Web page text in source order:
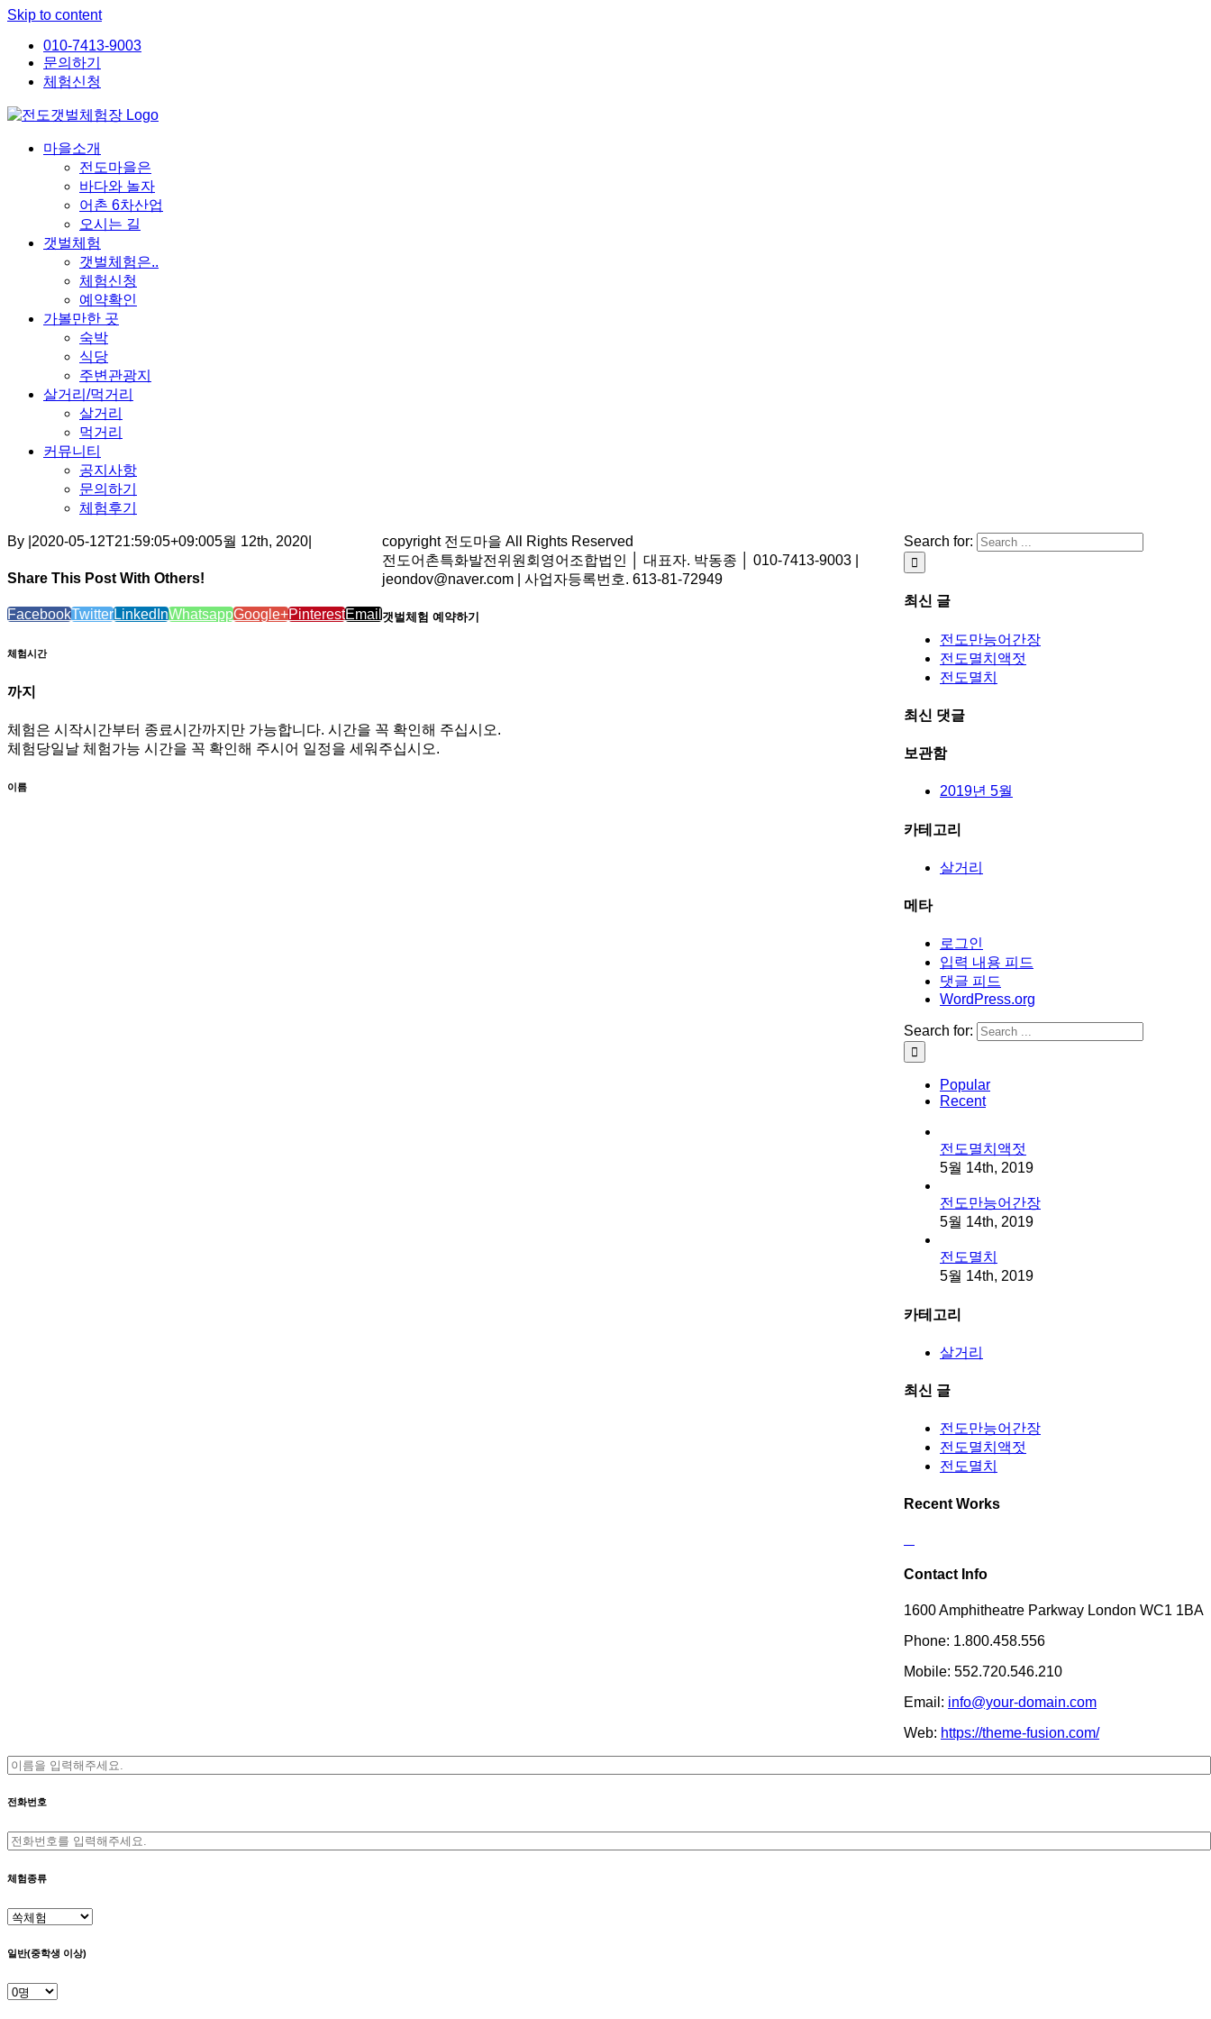
Skip to content
010-7413-9003
문의하기
체험신청
마을소개
전도마을은
바다와 놀자
어촌 6차산업
오시는 길
갯벌체험
갯벌체험은..
체험신청
예약확인
가볼만한 곳
숙박
식당
주변관광지
살거리/먹거리
살거리
먹거리
커뮤니티
공지사항
문의하기
체험후기
By 2020-05-12T21:59:05+09:005월 12th, 2020
Share This Post With Others!
FacebookTwitterLinkedInWhatsappGoogle+PinterestEmail
Search for:
최신 글
전도만능어간장
전도멸치액젓
전도멸치
최신 댓글
보관함
2019년 5월
카테고리
살거리
메타
로그인
입력 내용 피드
댓글 피드
WordPress.org
Search for:
Popular
Recent
전도멸치액젓
5월 14th, 2019
전도만능어간장
5월 14th, 2019
전도멸치
5월 14th, 2019
카테고리
살거리
최신 글
전도만능어간장
전도멸치액젓
전도멸치
Recent Works
Contact Info
1600 Amphitheatre Parkway London WC1 1BA
Phone: 1.800.458.556
Mobile: 552.720.546.210
Email: info@your-domain.com
Web: https://theme-fusion.com/
copyright 전도마을 All Rights Reserved
전도어촌특화발전위원회영어조합법인 │ 대표자. 박동종 │ 010-7413-9003 |
jeondov@naver.com | 사업자등록번호. 613-81-72949
갯벌체험 예약하기
체험시간
까지
체험은 시작시간부터 종료시간까지만 가능합니다. 시간을 꼭 확인해 주십시오.
체험당일날 체험가능 시간을 꼭 확인해 주시어 일정을 세워주십시오.
이름
전화번호
체험종류
일반(중학생 이상)